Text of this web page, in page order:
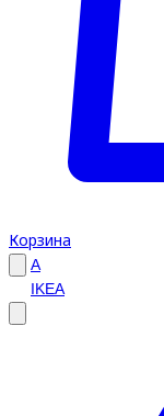
Корзина
A
IKEA